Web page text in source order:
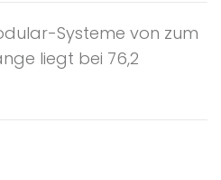
Systeme von zum
liegt bei 76,2